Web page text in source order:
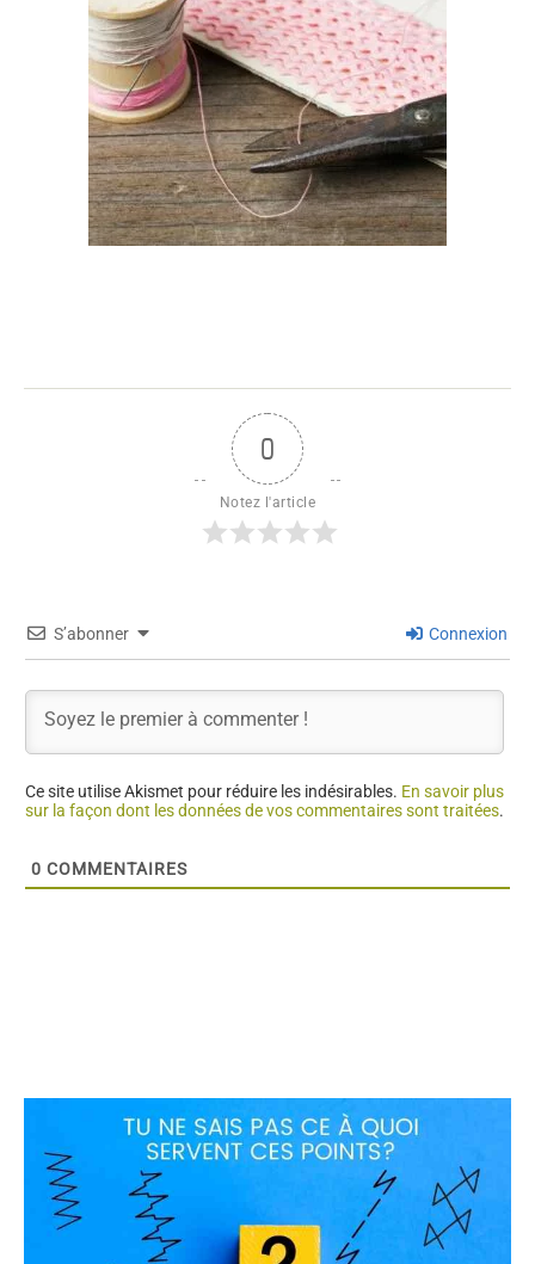
0
Notez l'article
S’abonner Connexion
Ce site utilise Akismet pour réduire les indésirables. En savoir plus
sur la façon dont les données de vos commentaires sont traitées.
0 COMMENTAIRES